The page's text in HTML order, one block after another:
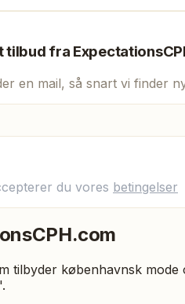
tilbud fra
en mail, så snart vi finder
du vores betingelser
tilbyder københavnsk